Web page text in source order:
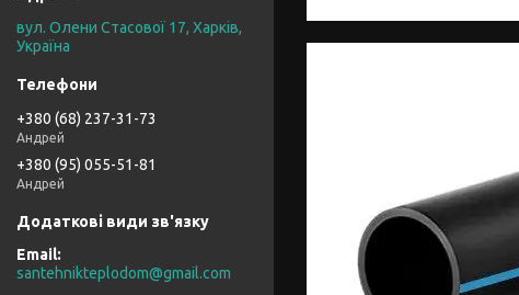
вул. Олени Стасової 17, Харків,
Україна
+380 (68) 237-31-73
Андрей
+380 (95) 055-51-81
Андрей
santehnikteplodom@gmail.com